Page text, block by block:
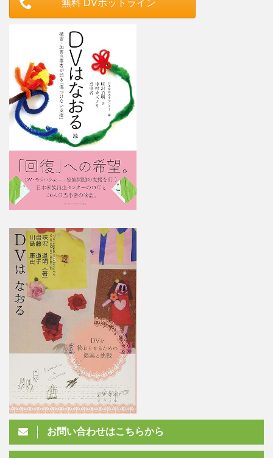
無料 DVホットライン
お問い合わせはこちらから